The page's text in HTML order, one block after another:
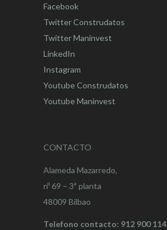
Facebook
Twitter Construdatos
Twitter Maninvest
LinkedIn
Instagram
Youtube Construdatos
Youtube Maninvest
CONTACTO
Alameda Mazarredo,
nº 69 – 3ª planta
48009 Bilbao
Telefono contacto: 912 900 114